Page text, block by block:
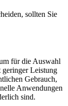
sollten Sie
für die Auswahl
Leistung
Gebrauch,
Anwendungen
sind.